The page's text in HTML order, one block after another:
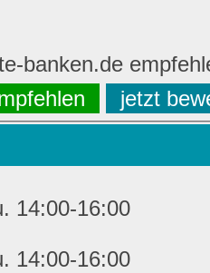
banken.de
jetzt
14:00-16:00
14:00-16:00